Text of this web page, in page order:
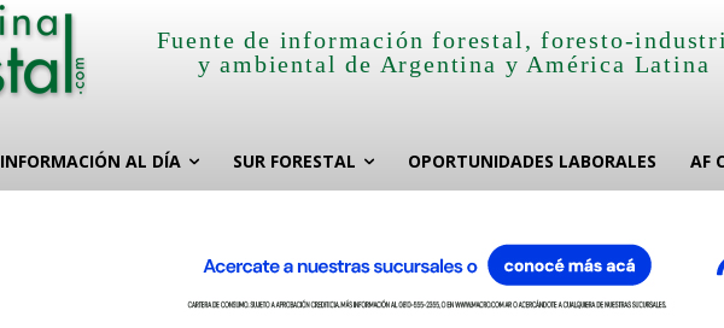
Fuente de información forestal, foresto-
y ambiental de Argentina y América Latina
INFORMACIÓN AL DÍA SUR FORESTAL OPORTUNIDADES LABORALES AF